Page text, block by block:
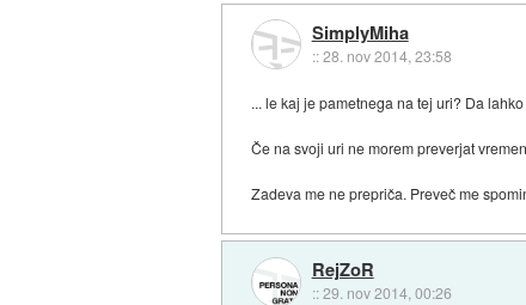
SimplyMiha
::28. nov 2014, 23:58
... le kaj je pametnega na tej uri? Da
Če na svoji uri ne morem preverjat
Zadeva me ne prepriča. Preveč me
RejZoR
::29. nov 2014, 00:26